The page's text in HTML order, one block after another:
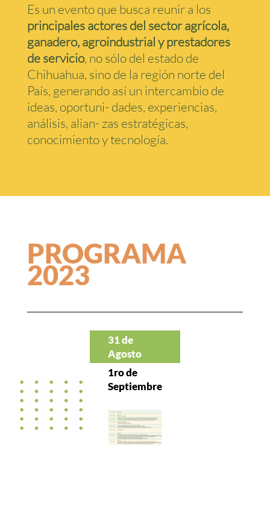
Es un evento que busca reunir a los
principales actores del sector agrícola,
ganadero, agroindustrial y prestadores
de servicio, no sólo del estado de
Chihuahua, sino de la región norte del
País, generando así un intercambio de
ideas, oportuni- dades, experiencias,
análisis, alian- zas estratégicas,
conocimiento y tecnología.
PROGRAMA
2023
31 de
Agosto
1ro de
Septiembre